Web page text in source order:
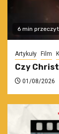
6 min
Artykuły Film
Czy
01/08/2026